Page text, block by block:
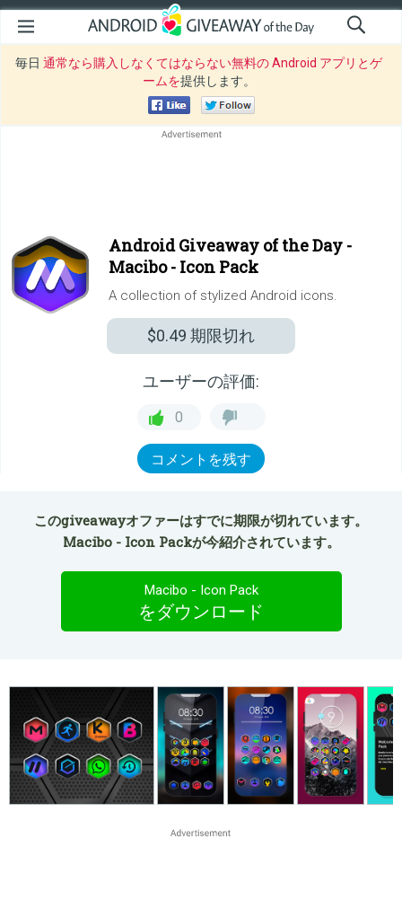
毎日 通常なら購入しなくてはならない無料の Android アプリとゲ
ームを提供します。
Android Giveaway of the Day -
Macibo - Icon Pack
A collection of stylized Android icons.
$0.49 期限切れ
ユーザーの評価:
0
コメントを残す
このgiveawayオファーはすでに期限が切れています。
Macibo - Icon Packが今紹介されています。
Macibo - Icon Pack
をダウンロード